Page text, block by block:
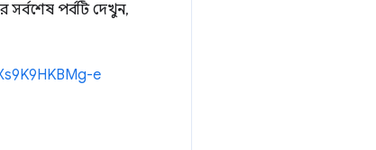
সর্বশেষ পর্বটি দেখুন,
e